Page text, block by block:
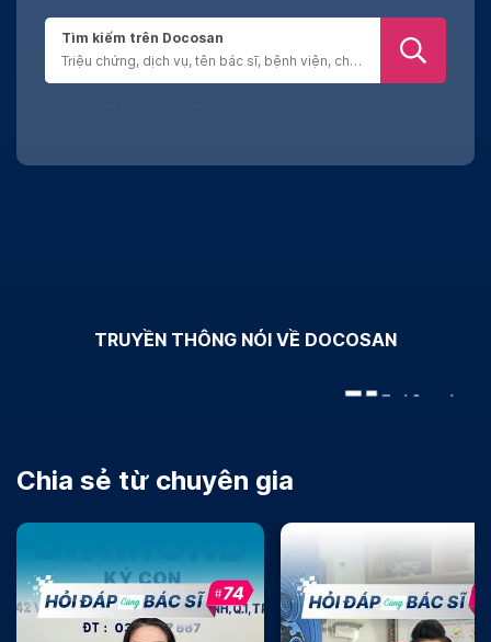
Tìm kiếm trên Docosan
TRUYỀN THÔNG NÓI VỀ DOCOSAN
Chia sẻ từ chuyên gia